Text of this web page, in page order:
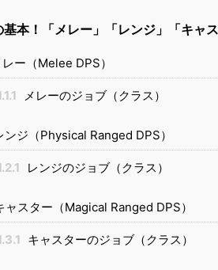
基本！「メレー」「レンジ」「キャス
レー（Melee DPS）
メレーのジョブ（クラス）
ンジ（Physical Ranged DPS）
レンジのジョブ（クラス）
ャスター（Magical Ranged DPS）
キャスターのジョブ（クラス）